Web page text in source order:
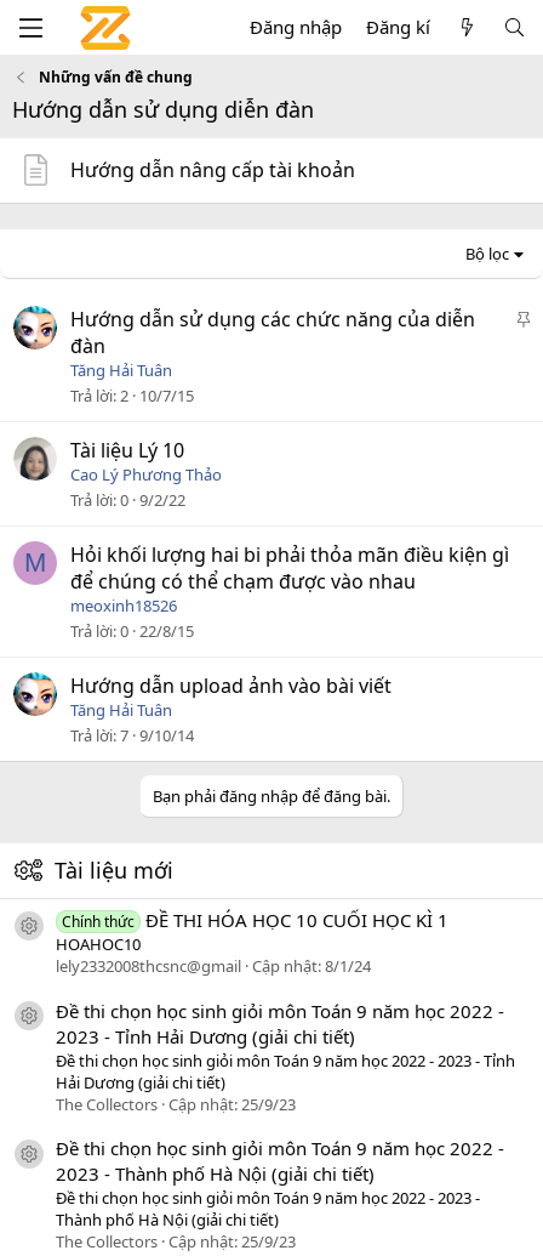
Đăng nhập Đăng kí
Những vấn đề chung
Hướng dẫn sử dụng diễn đàn
Hướng dẫn nâng cấp tài khoản
Bộ lọc
D
Hướng dẫn sử dụng các chức năng của diễn
đàn
Tăng Hải Tuân
Trả lời 2 10/7/15
Tài liệu Lý 10
Cao Lý Phương Thảo
Trả lời 0 9/2/22
M
Hỏi khối lượng hai bi phải thỏa mãn điều kiện gì
để chúng có thể chạm được vào nhau
meoxinh18526
Trả lời 0 22/8/15
Hướng dẫn upload ảnh vào bài viết
Tăng Hải Tuân
Trả lời 7 9/10/14
Bạn phải đăng nhập để đăng bài.
Tài liệu mới
icon tài liệu
Chính thức ĐỀ THI HÓA HỌC 10 CUỐI HỌC KÌ 1
HOAHOC10
lely2332008thcsnc@gmail Cập nhật:8/1/24
icon tài liệu
Đề thi chọn học sinh giỏi môn Toán 9 năm học 2022 -
2023 - Tỉnh Hải Dương (giải chi tiết)
Đề thi chọn học sinh giỏi môn Toán 9 năm học 2022 - 2023 - Tỉnh
Hải Dương (giải chi tiết)
The Collectors Cập nhật:25/9/23
icon tài liệu
Đề thi chọn học sinh giỏi môn Toán 9 năm học 2022 -
2023 - Thành phố Hà Nội (giải chi tiết)
Đề thi chọn học sinh giỏi môn Toán 9 năm học 2022 - 2023 -
Thành phố Hà Nội (giải chi tiết)
The Collectors Cập nhật:25/9/23